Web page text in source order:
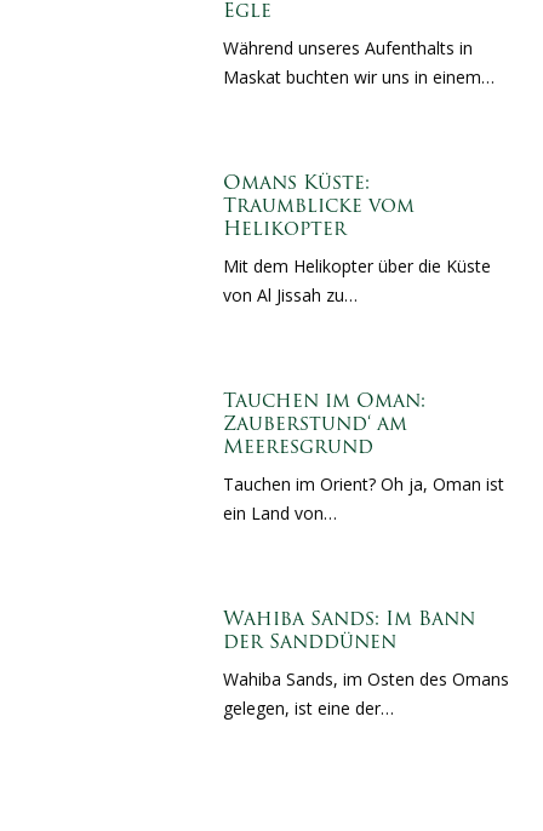
Egle
Während unseres Aufenthalts in
Maskat buchten wir uns in einem…
Omans Küste:
Traumblicke vom
Helikopter
Mit dem Helikopter über die Küste
von Al Jissah zu…
Tauchen im Oman:
Zauberstund‘ am
Meeresgrund
Tauchen im Orient? Oh ja, Oman ist
ein Land von…
Wahiba Sands: Im Bann
der Sanddünen
Wahiba Sands, im Osten des Omans
gelegen, ist eine der…